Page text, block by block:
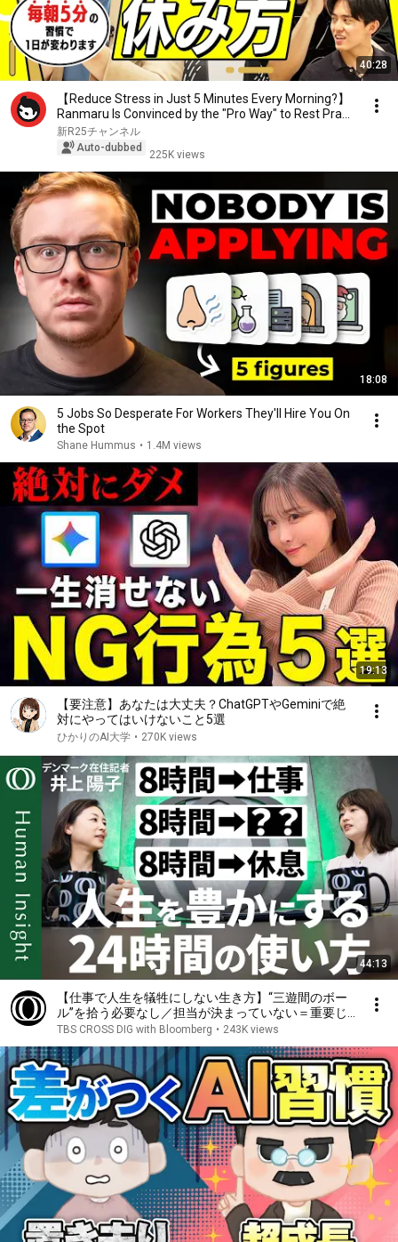
40:28
【Reduce Stress in Just 5 Minutes Every Morning?】
Ranmaru Is Convinced by the "Pro Way" to Rest Pra...
新R25チャンネル
Auto-dubbed
225K views
18:08
5 Jobs So Desperate For Workers They'll Hire You On
the Spot
Shane Hummus • 1.4M views
19:13
【要注意】あなたは大丈夫？ChatGPTやGeminiで絶
対にやってはいけないこと5選
ひかりのAI大学 • 270K views
44:13
【仕事で人生を犠牲にしない生き方】“三遊間のボー
ル”を拾う必要なし／担当が決まっていない＝重要じ
ゃない／仕事と休息以外の“第3の時間”で人生の後半
TBS CROSS DIG with Bloomberg • 243K views